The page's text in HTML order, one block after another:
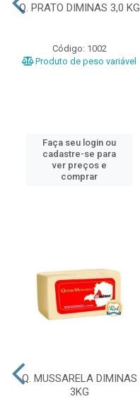
Q. PRATO DIMINAS 3,0 KG
Código: 1002
Produto de peso variável
Faça seu login ou
cadastre-se para
ver preços e
comprar
Q. MUSSARELA DIMINAS
3KG